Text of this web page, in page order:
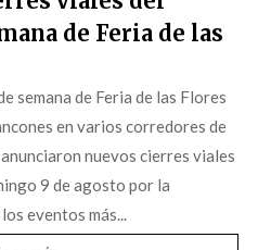
de Feria de las
semana de Feria de las Flores
en varios corredores de
nuevos cierres viales
9 de agosto por la
eventos más...